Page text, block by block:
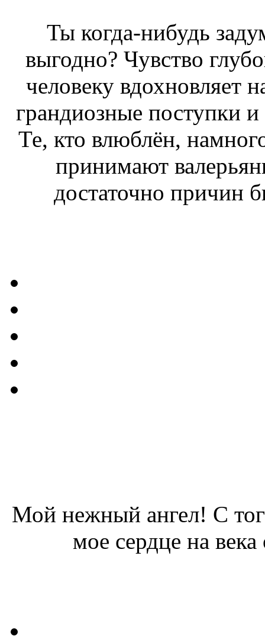
Ты когда-нибудь
выгодно? Чувство
человеку вдохновляет
грандиозные поступки
Те, кто влюблён,
принимают
достаточно причин
Мой нежный ангел! С
мое сердце на